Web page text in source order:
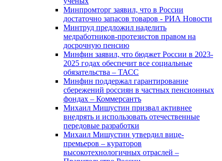
Минпромторг заявил, что в России
достаточно запасов товаров - РИА Новости
Минтруд предложил наделить
медработников-протезистов правом на
досрочную пенсию
Минфин заявил, что бюджет России в 2023-
2025 годах обеспечит все социальные
обязательства – ТАСС
Минфин поддержал гарантирование
сбережений россиян в частных пенсионных
фондах – Коммерсантъ
Михаил Мишустин призвал активнее
внедрять и использовать отечественные
передовые разработки
Михаил Мишустин утвердил вице-
премьеров – кураторов
высокотехнологичных отраслей –